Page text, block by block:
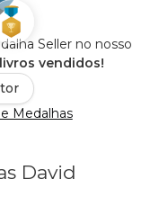
Seller no nosso
vendidos!
Medalhas
David